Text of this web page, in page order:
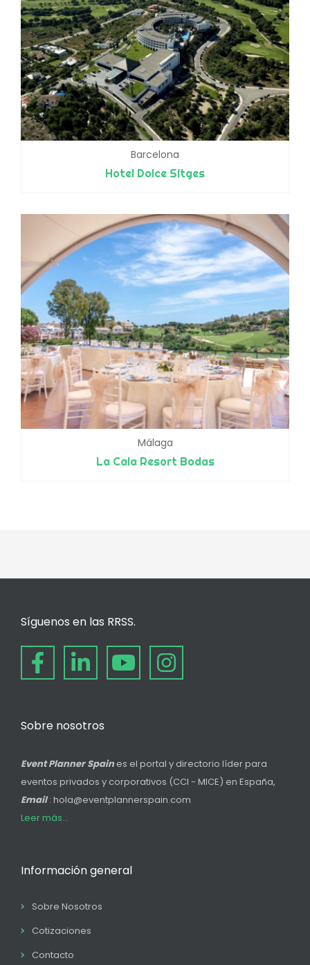
Barcelona
Hotel Dolce Sitges
Málaga
La Cala Resort Bodas
Síguenos en las RRSS.
Sobre nosotros
Event Planner Spain es el portal y directorio líder para
eventos privados y corporativos (CCI - MICE) en España,
Email: hola@eventplannerspain.com
Leer más...
Información general
Sobre Nosotros
Cotizaciones
Contacto